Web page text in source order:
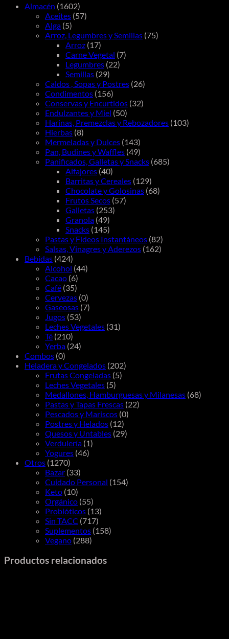
Almacén (1602)
Aceites (57)
Alga (5)
Arroz, Legumbres y Semillas (75)
Arroz (17)
Carne Vegetal (7)
Legumbres (22)
Semillas (29)
Caldos , Sopas y Postres (26)
Condimentos (156)
Conservas y Encurtidos (32)
Endulzantes y Miel (50)
Harinas, Premezclas y Rebozadores (103)
Hierbas (8)
Mermeladas y Dulces (143)
Pan, Budines y Waffles (49)
Panificados, Galletas y Snacks (685)
Alfajores (40)
Barritas y Cereales (129)
Chocolate y Golosinas (68)
Frutos Secos (57)
Galletas (253)
Granola (49)
Snacks (145)
Pastas y Fideos Instantáneos (82)
Salsas, Vinagres y Aderezos (162)
Bebidas (424)
Alcohol (44)
Cacao (6)
Café (35)
Cervezas (0)
Gaseosas (7)
Jugos (53)
Leches Vegetales (31)
Té (210)
Yerba (24)
Combos (0)
Heladera y Congelados (202)
Frutas Congeladas (5)
Leches Vegetales (5)
Medallones, Hamburguesas y Milanesas (68)
Pastas y Tapas Frescas (22)
Pescados y Mariscos (0)
Postres y Helados (12)
Quesos y Untables (29)
Verdulería (1)
Yogures (46)
Otros (1270)
Bazar (33)
Cuidado Personal (154)
Keto (10)
Orgánico (55)
Probióticos (13)
Sin TACC (717)
Suplementos (158)
Vegano (288)
Productos relacionados